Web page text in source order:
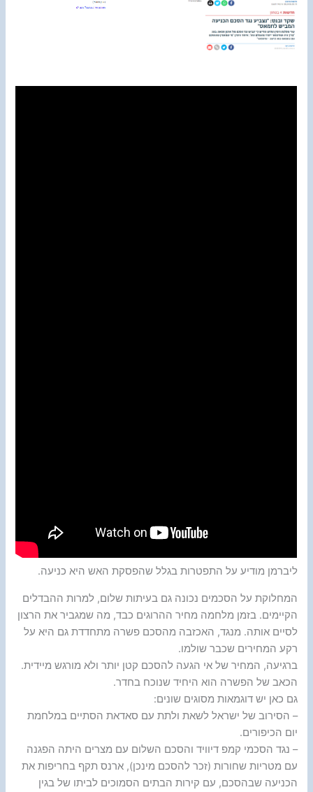
ליברמן מודיע על התפטרות בגלל שהפסקת האש היא כניעה.
המחלוקת על הסכמים נכונה גם בעיתות שלום, למרות ההבדלים
הקיימים. בזמן מלחמה מחיר ההרוגים כבד, מה שמגביר את הרצון
לסיים אותה. מנגד, האכזבה מהסכם פשרה מתחדדת גם היא על
רקע המחירים שכבר שולמו.
ברגיעה, המחיר של אי הגעה להסכם קטן יותר ולא מורגש מיידית.
הכאב של הפשרה הוא היחיד שנוכח בחדר.
גם כאן יש דוגמאות מסוגים שונים:
– הסירוב של ישראל לשאת ולתת עם סאדאת הסתיים במלחמת
יום הכיפורים.
– נגד הסכמי קמפ דיוויד והסכם השלום עם מצרים היתה הפגנה
עם מטריות שחורות (זכר להסכם מינכן), ארנס תקף בחריפות את
הכניעה שבהסכם, עם קירות הבתים הסמוכים לביתו של בגין